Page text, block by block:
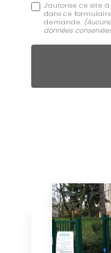
J'autorise ce site
dans ce
demande.
données